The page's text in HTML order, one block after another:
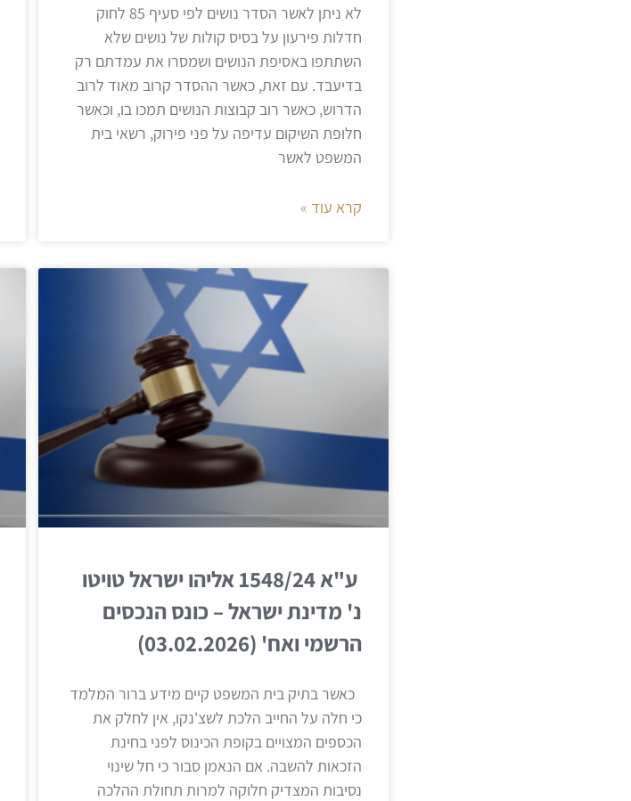
לא ניתן לאשר הסדר נושים לפי סעיף 85 לחוק
חדלות פירעון על בסיס קולות של נושים שלא
השתתפו באסיפת הנושים ושמסרו את עמדתם רק
בדיעבד. עם זאת, כאשר ההסדר קרוב מאוד לרוב
הדרוש, כאשר רוב קבוצות הנושים תמכו בו, וכאשר
חלופת השיקום עדיפה על פני פירוק, רשאי בית
המשפט לאשר
קרא עוד »
ע"א 1548/24 אליהו ישראל טויטו
נ' מדינת ישראל – כונס הנכסים
הרשמי ואח' (03.02.2026)
כאשר בתיק בית המשפט קיים מידע ברור המלמד
כי חלה על החייב הלכת לשצ'נקו, אין לחלק את
הכספים המצויים בקופת הכינוס לפני בחינת
הזכאות להשבה. אם הנאמן סבור כי חל שינוי
נסיבות המצדיק חלוקה למרות תחולת ההלכה